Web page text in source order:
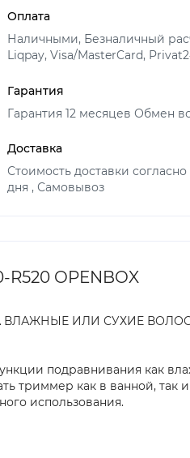
Оплата
Наличными, Безналичный
Liqpay, Visa/MasterCard,
Гарантия
Гарантия 12 месяцев Обмен
Доставка
Стоимость доставки
дня , Самовывоз
OPENBOX
ВЛАЖНЫЕ ИЛИ СУХИЕ
подравнивания как
триммер как в ванной, так
использования.